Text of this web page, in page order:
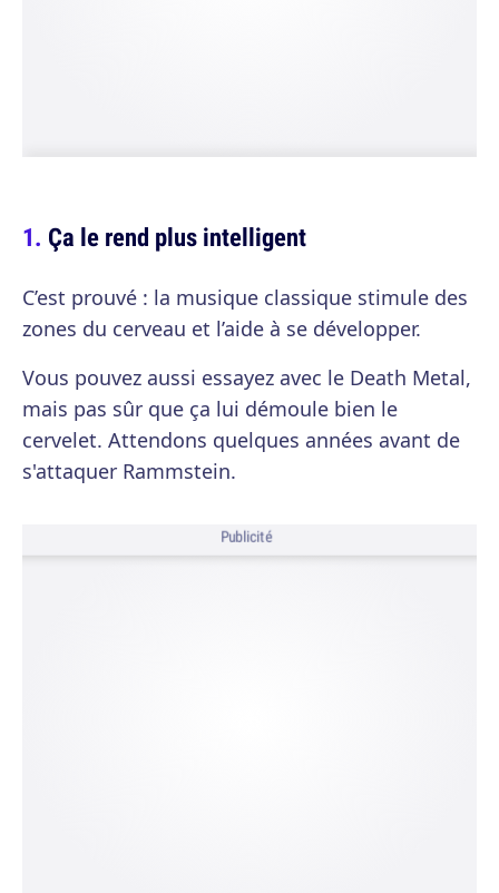
Ça le rend plus intelligent
C’est prouvé : la musique classique stimule des
zones du cerveau et l’aide à se développer.
Vous pouvez aussi essayez avec le Death Metal,
mais pas sûr que ça lui démoule bien le
cervelet. Attendons quelques années avant de
s'attaquer Rammstein.
Publicité